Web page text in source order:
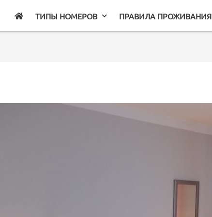
ТИПЫ НОМЕРОВ ПРАВИЛА ПРОЖИВАНИЯ